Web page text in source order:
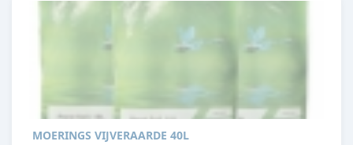
MOERINGS VIJVERAARDE 40L